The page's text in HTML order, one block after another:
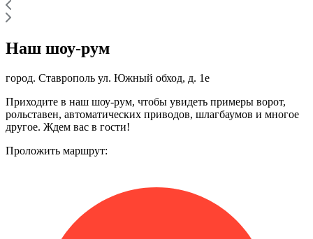
Наш шоу-рум
город. Ставрополь ул. Южный обход, д. 1е
Приходите в наш шоу-рум, чтобы увидеть примеры ворот,
рольставен, автоматических приводов, шлагбаумов и многое
другое. Ждем вас в гости!
Проложить маршрут: